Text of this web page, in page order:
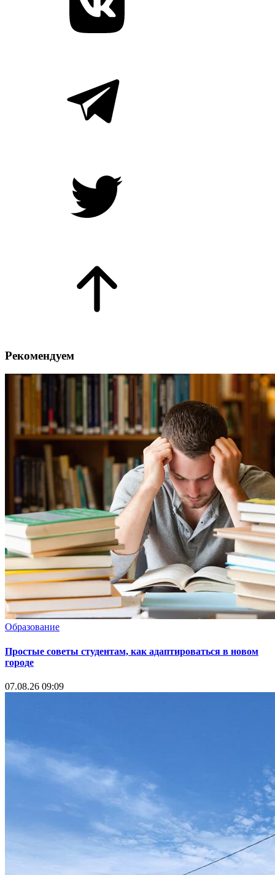
Рекомендуем
Образование
Простые советы студентам, как адаптироваться в новом
городе
07.08.26 09:09